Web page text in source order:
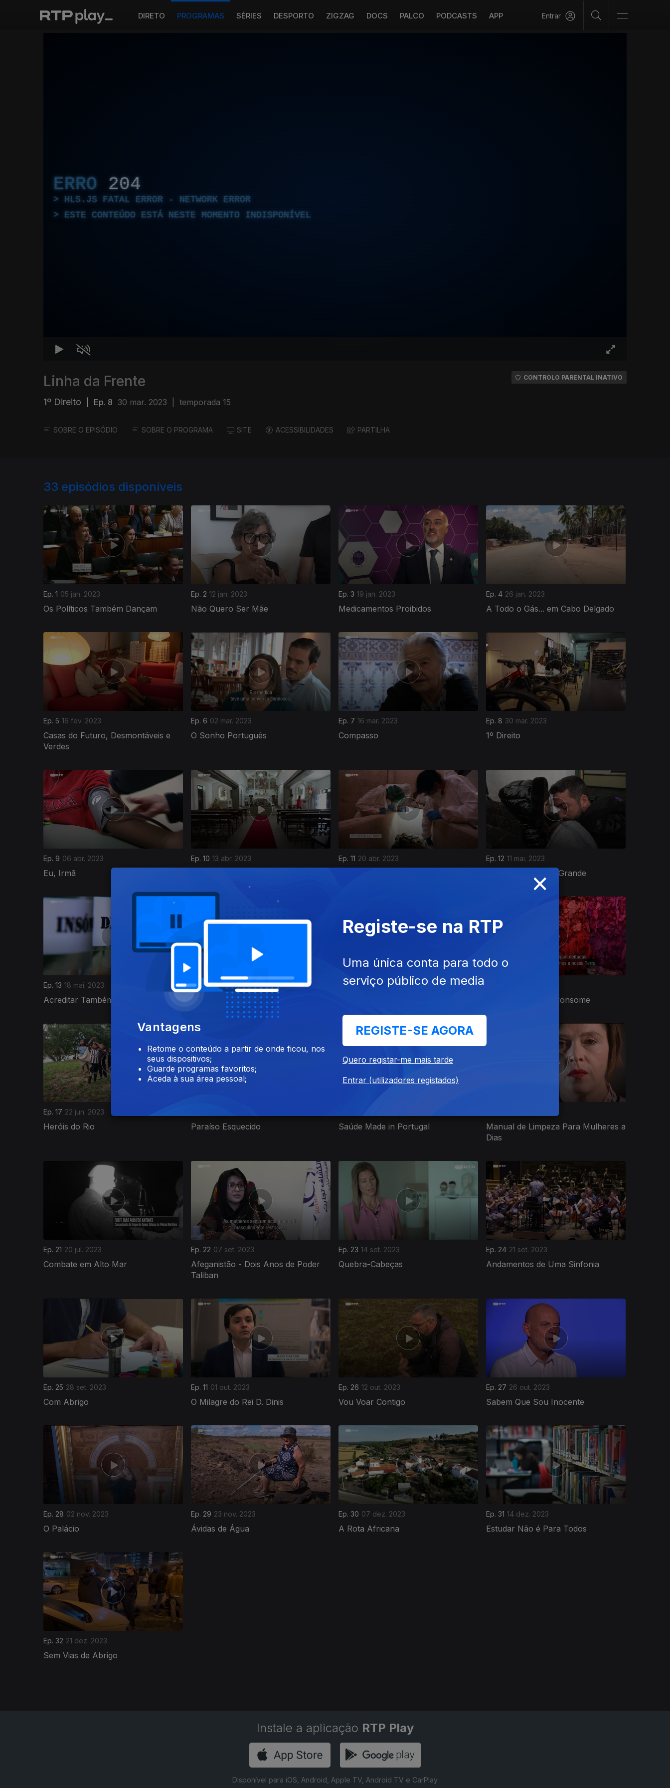
DIRETO PROGRAMAS SÉRIES DESPORTO ZIGZAG DOCS PALCO PODCASTS APP Entrar
ERRO 204
HLS.JS FATAL ERROR - NETWORK ERROR
ESTE CONTEÚDO ESTÁ NESTE MOMENTO INDISPONÍVEL
Linha da Frente
1º Direito Ep. 8 30 mar. 2023 temporada 15
CONTROLO PARENTAL INATIVO
SOBRE O EPISÓDIO SOBRE O PROGRAMA SITE ACESSIBILIDADES PARTILHA
33 episódios disponíveis
Ep. 1 05 jan. 2023
Os Políticos Também Dançam
Ep. 2 12 jan. 2023
Não Quero Ser Mãe
Ep. 3 19 jan. 2023
Medicamentos Proibidos
Ep. 4 26 jan. 2023
A Todo o Gás... em Cabo Delgado
Ep. 5 16 fev. 2023
Casas do Futuro, Desmontáveis e
Verdes
Ep. 6 02 mar. 2023
O Sonho Português
Ep. 7 16 mar. 2023
Compasso
Ep. 8 30 mar. 2023
1º Direito
Ep. 9 06 abr. 2023
Eu, Irmã
Ep. 10 13 abr. 2023 Ep. 11 20 abr. 2023 Ep. 12 11 mai. 2023
O Caminho da Ilha Grande
691231
Ep. 13 18 mai. 2023
Acreditar Também Cura
Ep. 14 25 mai. 2023
Somos O Que Imprimimos
Ep. 15 01 jun. 2023
A Moda Que Nos Consome
Ep. 17 22 jun. 2023
Heróis do Rio Paraíso Esquecido Saúde Made in Portugal
Manual de Limpeza Para Mulheres a
Dias
Ep. 21 20 jul. 2023
Combate em Alto Mar
Ep. 22 07 set. 2023
Afeganistão - Dois Anos de Poder
Taliban
Ep. 23 14 set. 2023
Quebra-Cabeças
Ep. 24 21 set. 2023
Andamentos de Uma Sinfonia
Ep. 25 28 set. 2023
Com Abrigo
Ep. 11 01 out. 2023
O Milagre do Rei D. Dinis
Ep. 26 12 out. 2023
Vou Voar Contigo
Ep. 27 26 out. 2023
Sabem Que Sou Inocente
Ep. 28 02 nov. 2023
O Palácio
Ep. 29 23 nov. 2023
Ávidas de Água
Ep. 30 07 dez. 2023
A Rota Africana
Ep. 31 14 dez. 2023
Estudar Não é Para Todos
Ep. 32 21 dez. 2023
Sem Vias de Abrigo
736431
Instale a aplicação RTP Play
Disponível para iOS, Android, Apple TV, Android TV e CarPlay
×
Vantagens
Retome o conteúdo a partir de onde ficou, nos
seus dispositivos;
Guarde programas favoritos;
Aceda à sua área pessoal;
Registe-se na RTP
Uma única conta para todo o
serviço público de media
REGISTE-SE AGORA
Quero registar-me mais tarde
Entrar (utilizadores registados)